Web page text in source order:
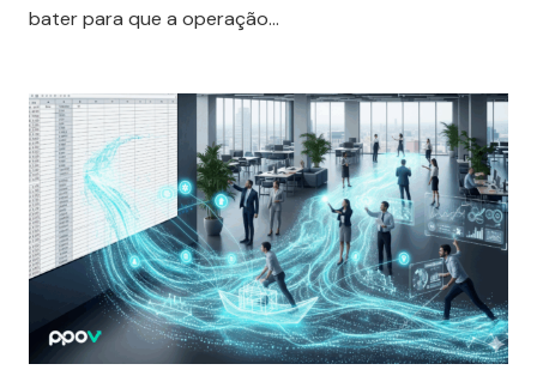
bater para que a operação…